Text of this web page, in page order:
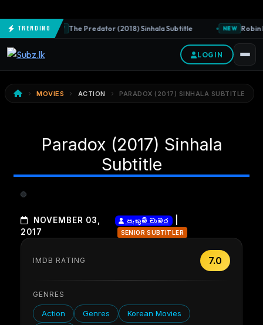
TrendingNEW The Predator (2018) Sinhala Subtitle NEW Robin
LOGIN
MOVIES ACTION PARADOX (2017) SINHALA SUBTITLE
Paradox (2017) Sinhala
Subtitle
NOVEMBER 03,
2017
පැතුම් චාමර |
SENIOR SUBTITLER
IMDB RATING 7.0
GENRES
Action Genres
Korean Movies